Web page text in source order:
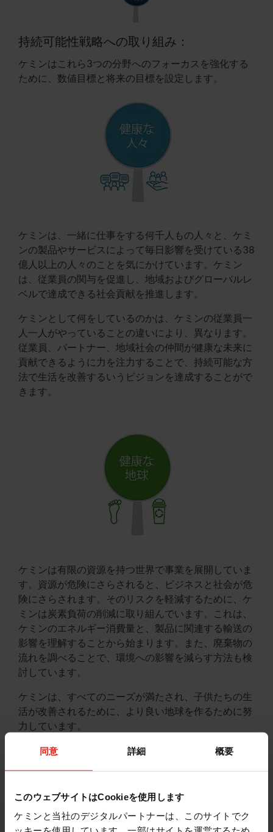
同意 詳細 概要
このウェブサイトはCookieを使用します
ケミンと当社のデジタルパートナーは、このサイトでク
持続可能性戦略への取り組み：
ケミンはこれら3つの分野へのフォーカスを強化する
ために、数値目標と将来の目標を設定します。
ケミンは、一緒に仕事をする何千人もの人々と、ケミ
ンの製品やサービスによって毎日影響を受けている38
億人以上の人々のことを気にかけています。ケミン
は、従業員の関与を促進し、地域およびグローバルレ
ベルで達成できる社会貢献を推進します。
ケミンとして何をしているのかは、ケミンの従業員一
人一人がやっていることの違いにより、異なります。
従業員、パートナー、地域社会の仲間が健康な未来に
貢献できるように力を注力することで、持続可能な方
法で生活を改善するいうビジョンを達成することがで
きます。
ケミンは有限の資源を持つ世界で事業を展開していま
す。資源が危険にさらされると、ビジネスと社会が危
険にさらされます。そのリスクを軽減するために、ケ
ミンは炭素負荷の削減に取り組んでいます。これは、
ケミンのエネルギー消費量と、製品に関連する輸送の
影響を理解することから始まります。また、廃棄物の
流れを調べることで、環境への影響を減らす方法も検
討しています。
ケミンは、すべてのニーズが満たされ、子供たちの生
活が改善されるために、より良い地球を作るために努
力しています。